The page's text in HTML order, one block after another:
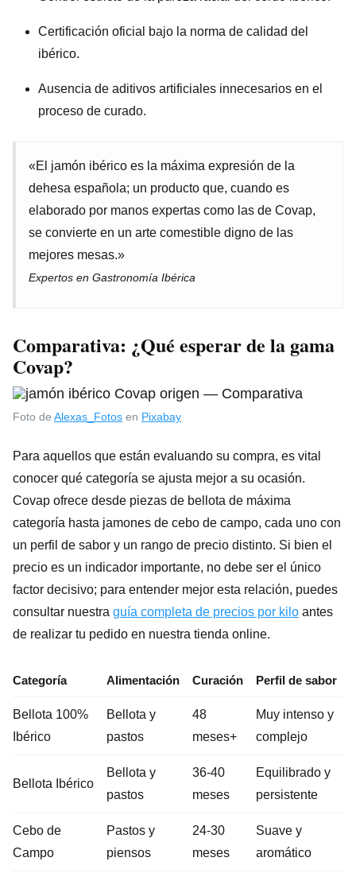
Certificación oficial bajo la norma de calidad del
ibérico.
Ausencia de aditivos artificiales innecesarios en el
proceso de curado.
«El jamón ibérico es la máxima expresión de la
dehesa española; un producto que, cuando es
elaborado por manos expertas como las de Covap,
se convierte en un arte comestible digno de las
mejores mesas.»
Expertos en Gastronomía Ibérica
Comparativa: ¿Qué esperar de la gama
Covap?
Foto de Alexas_Fotos en Pixabay
Para aquellos que están evaluando su compra, es vital
conocer qué categoría se ajusta mejor a su ocasión.
Covap ofrece desde piezas de bellota de máxima
categoría hasta jamones de cebo de campo, cada uno con
un perfil de sabor y un rango de precio distinto. Si bien el
precio es un indicador importante, no debe ser el único
factor decisivo; para entender mejor esta relación, puedes
consultar nuestra guía completa de precios por kilo antes
de realizar tu pedido en nuestra tienda online.
Categoría Alimentación Curación Perfil de sabor
Bellota 100%
Ibérico
Bellota y
pastos
48
meses+
Muy intenso y
complejo
Bellota Ibérico
Bellota y
pastos
36-40
meses
Equilibrado y
persistente
Cebo de
Campo
Pastos y
piensos
24-30
meses
Suave y
aromático